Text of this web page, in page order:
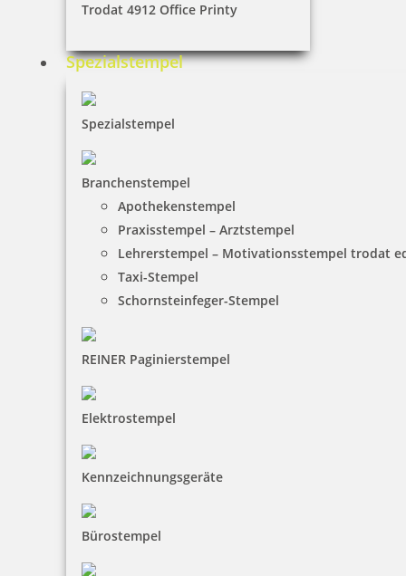
Trodat 4912 Office Printy
Spezialstempel
Spezialstempel
Branchenstempel
Apothekenstempel
Praxisstempel – Arztstempel
Lehrerstempel – Motivationsstempel trodat
Taxi-Stempel
Schornsteinfeger-Stempel
REINER Paginierstempel
Elektrostempel
Kennzeichnungsgeräte
Bürostempel